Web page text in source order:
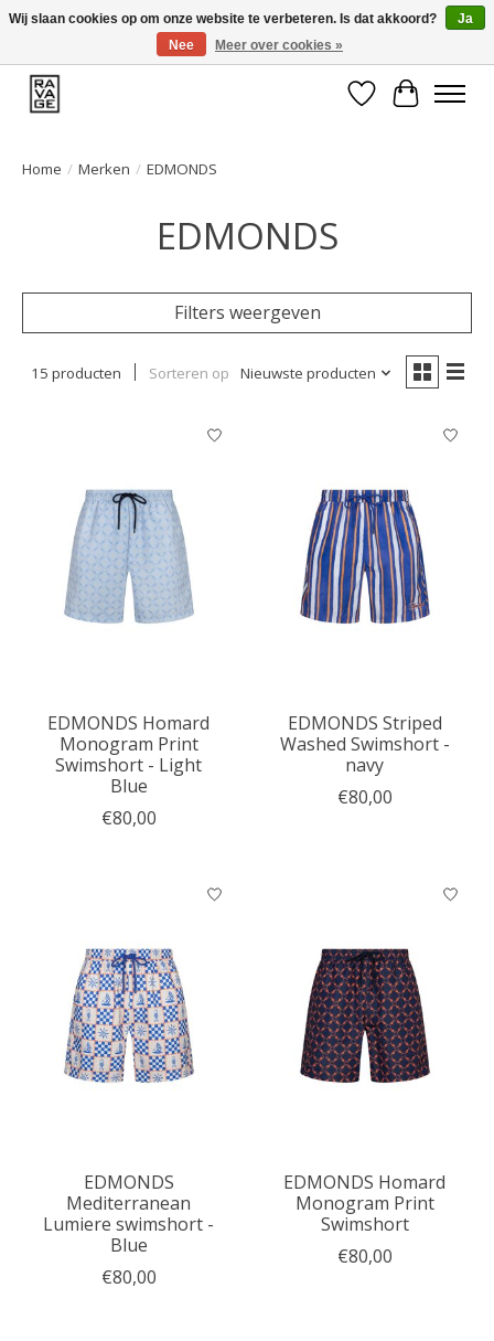
EEN GROOT ASSORTIMENT VAN TOP MERKEN!
Verlanglijst
Home / Merken / EDMONDS
EDMONDS
Filters weergeven
15 producten Sorteren op Nieuwste producten
EDMONDS Homard
Monogram Print
Swimshort - Light
Blue
€80,00
EDMONDS Striped
Washed Swimshort -
navy
€80,00
EDMONDS
Mediterranean
Lumiere swimshort -
Blue
€80,00
EDMONDS Homard
Monogram Print
Swimshort
€80,00
Wij slaan cookies op om onze website te verbeteren. Is dat akkoord?
Ja
Nee
Meer over cookies »